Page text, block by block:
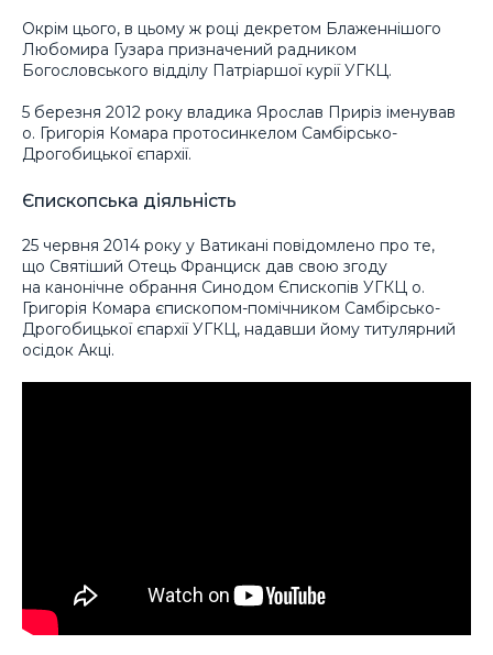
Окрім цього, в цьому ж році декретом Блаженнішого
Любомира Гузара призначений радником
Богословського відділу Патріаршої курії УГКЦ.
5 березня 2012 року владика Ярослав Приріз іменував
о. Григорія Комара протосинкелом Самбірсько-
Дрогобицької єпархії.
Єпископська діяльність
25 червня 2014 року у Ватикані повідомлено про те,
що Святіший Отець Франциск дав свою згоду
на канонічне обрання Синодом Єпископів УГКЦ о.
Григорія Комара єпископом-помічником Самбірсько-
Дрогобицької єпархії УГКЦ, надавши йому титулярний
осідок Акці.